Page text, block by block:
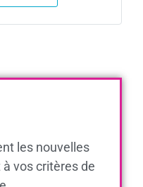
les nouvelles
vos critères de